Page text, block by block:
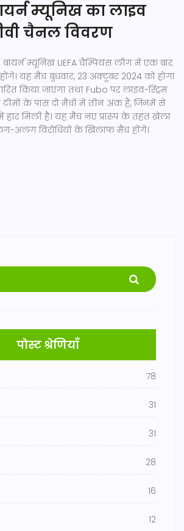
म्यूनिख का लाइव
चैनल विवरण
बायर्न म्यूनिख UEFA चैम्पियंस लीग में एक बार
यह मैच बुधवार, 23 अक्टूबर 2024 को होगा
किया जाएगा तथा Fubo पर लाइव-स्ट्रिम
टीमों के पास दो मैचों में तीन अंक हैं, जिनमें से
मिली है। यह मैच नए प्रारूप के तहत खेला
अलग विरोधियों के खिलाफ मैच होंगे।
पोस्ट श्रेणियाँ
78
31
31
28
16
12